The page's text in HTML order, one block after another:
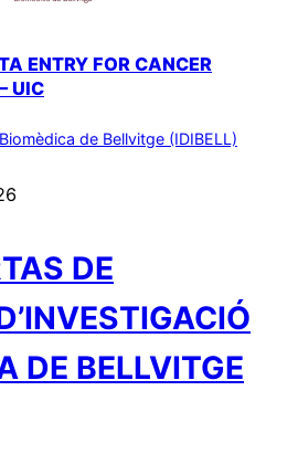
ENTRY FOR CANCER
UIC
de Bellvitge (IDIBELL)
DE
DE BELLVITGE